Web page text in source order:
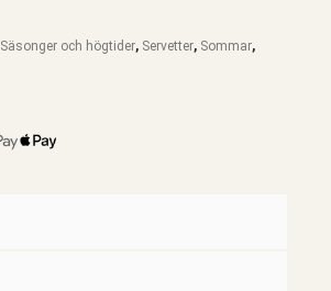
Säsonger och högtider, Servetter, Sommar,